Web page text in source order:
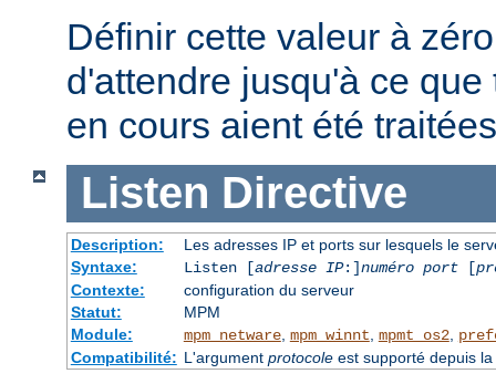
Définir cette valeur à
d'attendre jusqu'à ce
en cours aient été
Listen Directive
Description:
Les adresses IP et ports sur lesquels le
Syntaxe:
Listen [adresse IP:]numéro port[
Contexte:
configuration du serveur
Statut:
MPM
Module:
mpm_netware, mpm_winnt mpmt_os2,
Compatibilité: L'argument protocoleest supporté depuis la